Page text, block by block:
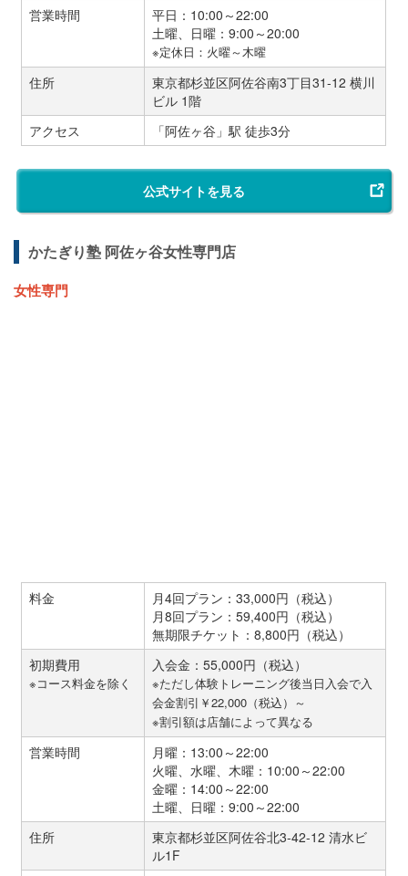
営業時間
平日：10:00～22:00
土曜、日曜：9:00～20:00
※定休日：火曜～木曜
住所
東京都杉並区阿佐谷南3丁目31-12 横川
ビル 1階
アクセス
「阿佐ヶ谷」駅 徒歩3分
公式サイトを見る
かたぎり塾 阿佐ヶ谷女性専門店
女性専門
料金
月4回プラン：33,000円（税込）
月8回プラン：59,400円（税込）
無期限チケット：8,800円（税込）
初期費用
※コース料金を除く
入会金：55,000円（税込）
※ただし体験トレーニング後当日入会で入
会金割引￥22,000（税込）～
※割引額は店舗によって異なる
営業時間
月曜：13:00～22:00
火曜、水曜、木曜：10:00～22:00
金曜：14:00～22:00
土曜、日曜：9:00～22:00
住所
東京都杉並区阿佐谷北3-42-12 清水ビ
ル1F